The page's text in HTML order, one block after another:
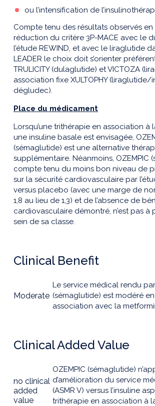
ou l’intensification de
Compte tenu des résultats observés
réduction du critère 3P-MACE avec le
l’étude REWIND, et avec le liraglutide
LEADER le choix doit s’orienter
TRULICITY (dulaglutide) et VICTOZA
association fixe XULTOPHY (liraglutide/
dégludec).
Place du médicament
Lorsqu’une trithérapie en association à
une insuline basale est envisagée,
(sémaglutide) est une alternative
supplémentaire. Néanmoins, OZEMPIC
compte tenu du moins bon niveau de
sur la sécurité cardiovasculaire par
versus placebo (avec une marge de
1,8 au lieu de 1,3) et de l’absence de
cardiovasculaire démontré, n’est pas à
sein de sa classe.
Clinical Benefit
Moderate
Le service médical rendu par
(sémaglutide) est modéré
association avec la
Clinical Added Value
no clinical
added
value
OZEMPIC (sémaglutide)
d’amélioration du service
(ASMR V) versus l’insuline
trithérapie en association à